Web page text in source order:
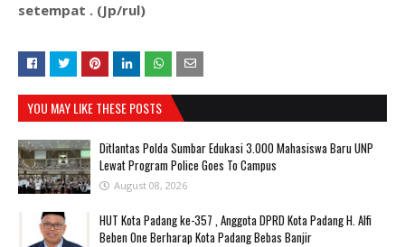
setempat . (Jp/rul)
YOU MAY LIKE THESE POSTS
Ditlantas Polda Sumbar Edukasi 3.000 Mahasiswa Baru UNP
Lewat Program Police Goes To Campus
August 08, 2026
HUT Kota Padang ke-357 , Anggota DPRD Kota Padang H. Alfi
Beben One Berharap Kota Padang Bebas Banjir